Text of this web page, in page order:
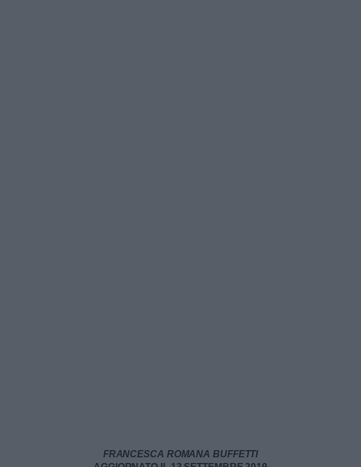
FRANCESCA ROMANA BUFFETTI